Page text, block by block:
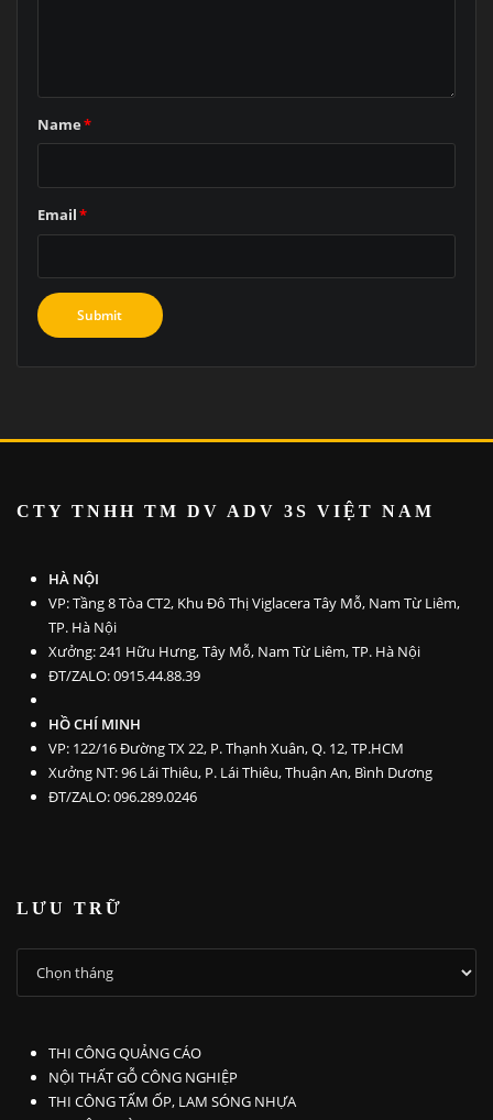
Name*
Email*
CTY TNHH TM DV ADV 3S VIỆT NAM
HÀ NỘI
VP: Tầng 8 Tòa CT2, Khu Đô Thị Viglacera Tây Mỗ, Nam Từ Liêm,
TP. Hà Nội
Xưởng: 241 Hữu Hưng, Tây Mỗ, Nam Từ Liêm, TP. Hà Nội
ĐT/ZALO: 0915.44.88.39
HỒ CHÍ MINH
VP: 122/16 Đường TX 22, P. Thạnh Xuân, Q. 12, TP.HCM
Xưởng NT: 96 Lái Thiêu, P. Lái Thiêu, Thuận An, Bình Dương
ĐT/ZALO: 096.289.0246
LƯU TRỮ
TRỮ
THI CÔNG QUẢNG CÁO
NỘI THẤT GỖ CÔNG NGHIỆP
THI CÔNG TẤM ỐP, LAM SÓNG NHỰA